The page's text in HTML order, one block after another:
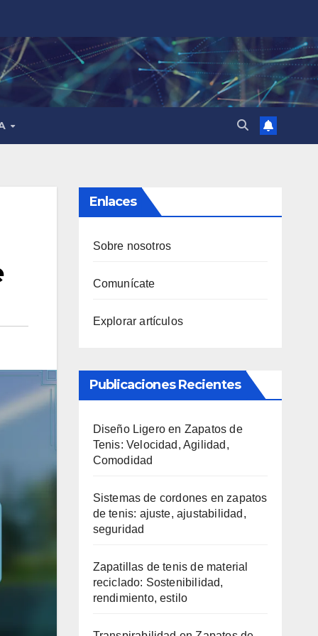
Enlaces
Sobre nosotros
Comunícate
Explorar artículos
Publicaciones Recientes
Diseño Ligero en Zapatos de
Tenis: Velocidad, Agilidad,
Comodidad
Sistemas de cordones en zapatos
de tenis: ajuste, ajustabilidad,
seguridad
Zapatillas de tenis de material
reciclado: Sostenibilidad,
rendimiento, estilo